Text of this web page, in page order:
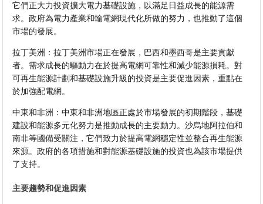
它們正大力投資擴大電力基礎設施，以滿足日益成長的能源需
求。政府為電力產業和輸電網現代化所做的努力，也推動了這個
市場的發展。
拉丁美洲：拉丁美洲市場正在發展，巴西和墨西哥是主要貢獻
者。需求成長的驅動力在於提高電網可靠性和減少能源損耗。對
可再生能源計劃和基礎設施升級的投資是主要促進因素，重點在
於加強配電網。
中東和非洲：中東和非洲地區正處於市場發展的初期階段，基礎
建設和能源多元化努力是推動成長的主要動力。沙烏地阿拉伯和
南非等國備受關注，它們致力於提高電網穩定性並整合再生能源
來源。政府的各項措施和對能源基礎設施的投資也為該市場提供
了支持。
主要趨勢和促進因素